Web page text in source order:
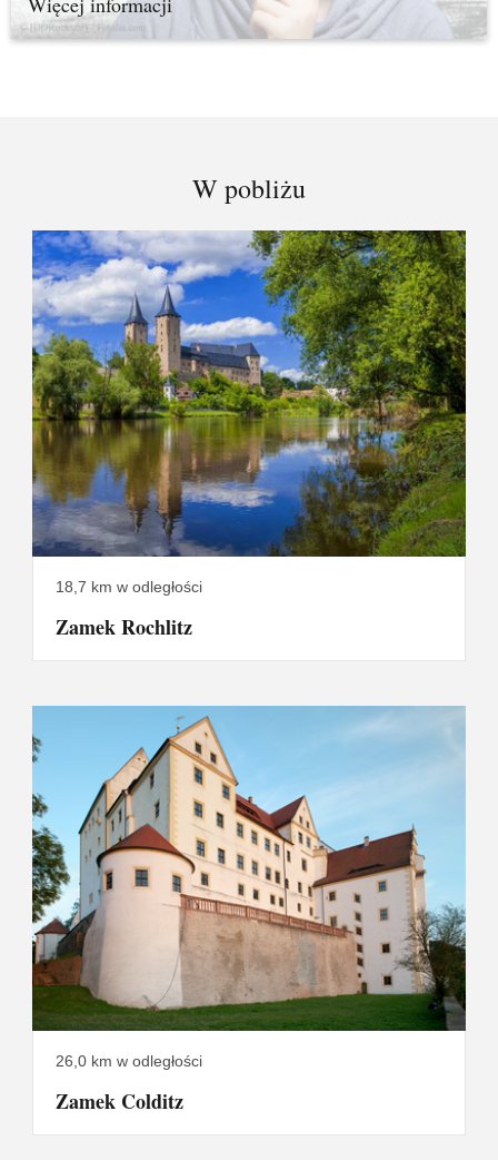
W pobliżu
18,7 km w odległości
Zamek Rochlitz
26,0 km w odległości
Zamek Colditz